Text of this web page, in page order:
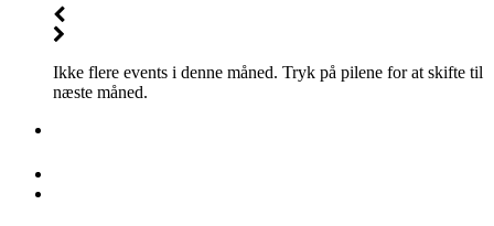
Ikke flere events i denne måned. Tryk på pilene for at skifte til
næste måned.